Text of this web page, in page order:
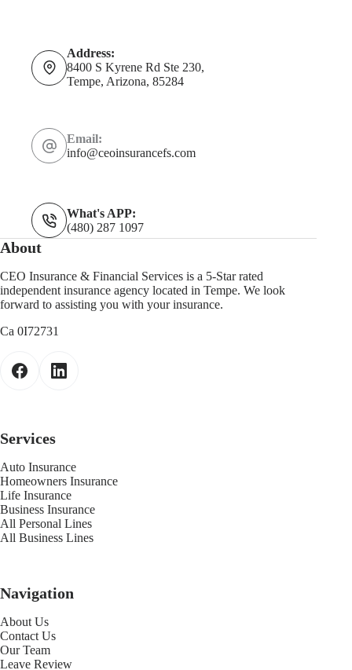
Address:
8400 S Kyrene Rd Ste 230,
Tempe, Arizona, 85284
Email:
info@ceoinsurancefs.com
What's APP:
(480) 287 1097
About
CEO Insurance & Financial Services is a 5-Star rated
independent insurance agency located in Tempe. We look
forward to assisting you with your insurance.
Ca 0I72731
Services
Auto Insurance
Homeowners Insurance
Life Insurance
Business Insurance
All Personal Lines
All Business Lines
Navigation
About Us
Contact Us
Our Team
Leave Review